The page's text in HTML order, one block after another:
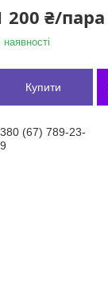
200 ₴/пара
наявності
Купити
(67) 789-23-